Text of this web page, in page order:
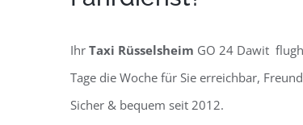
Ihr Taxi Rüsselsheim GO 24 Dawit
Tage die Woche für Sie erreichbar,
Sicher & bequem seit 2012.